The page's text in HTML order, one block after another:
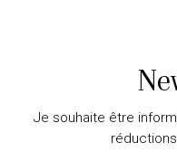
Je souhaite être